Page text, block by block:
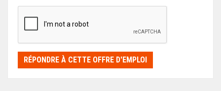
RÉPONDRE À CETTE OFFRE D'EMPLOI